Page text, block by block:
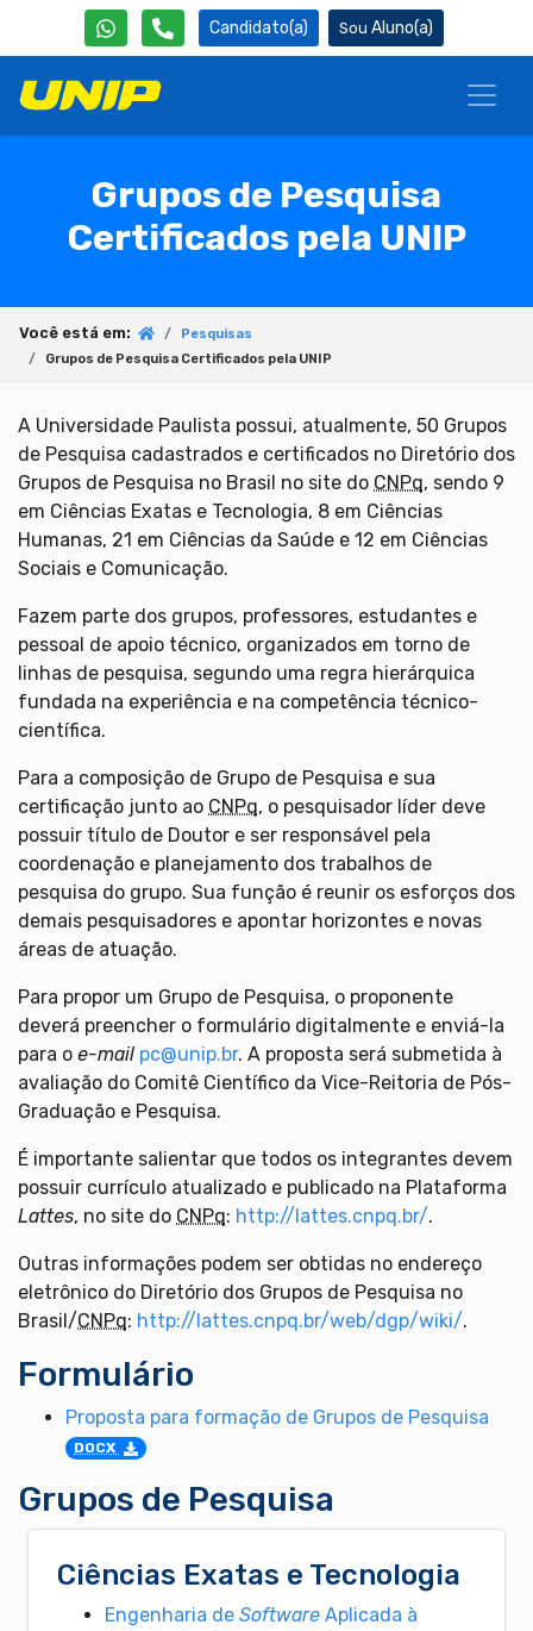
Candidato(a) Aluno(a)
Grupos de Pesquisa
Certificados pela UNIP
Você está em:
Pesquisas
Grupos de Pesquisa Certificados pela UNIP
A Universidade Paulista possui, atualmente, 50 Grupos
de Pesquisa cadastrados e certificados no Diretório dos
Grupos de Pesquisa no Brasil no site do CNPq, sendo 9
em Ciências Exatas e Tecnologia, 8 em Ciências
Humanas, 21 em Ciências da Saúde e 12 em Ciências
Sociais e Comunicação.
Fazem parte dos grupos, professores, estudantes e
pessoal de apoio técnico, organizados em torno de
linhas de pesquisa, segundo uma regra hierárquica
fundada na experiência e na competência técnico-
científica.
Para a composição de Grupo de Pesquisa e sua
certificação junto ao CNPq, o pesquisador líder deve
possuir título de Doutor e ser responsável pela
coordenação e planejamento dos trabalhos de
pesquisa do grupo. Sua função é reunir os esforços dos
demais pesquisadores e apontar horizontes e novas
áreas de atuação.
Para propor um Grupo de Pesquisa, o proponente
deverá preencher o formulário digitalmente e enviá-la
para o e-mail pc@unip.br. A proposta será submetida à
avaliação do Comitê Científico da Vice-Reitoria de Pós-
Graduação e Pesquisa.
É importante salientar que todos os integrantes devem
possuir currículo atualizado e publicado na Plataforma
Lattes, no site do CNPq: http://lattes.cnpq.br/.
Outras informações podem ser obtidas no endereço
eletrônico do Diretório dos Grupos de Pesquisa no
Brasil/CNPq: http://lattes.cnpq.br/web/dgp/wiki/.
Formulário
Proposta para formação de Grupos de Pesquisa
DOCX
Grupos de Pesquisa
Ciências Exatas e Tecnologia
Engenharia de Software Aplicada à